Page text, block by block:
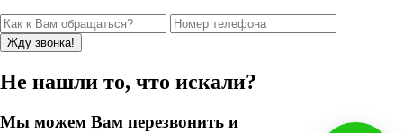
Не нашли то, что искали?
Мы можем Вам перезвонить и